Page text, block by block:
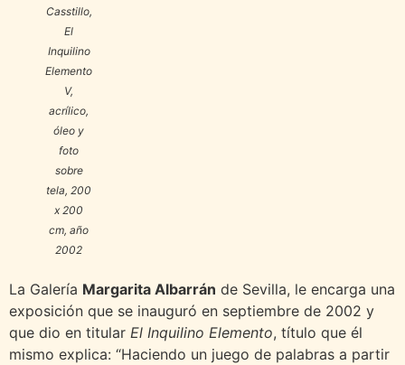
Casstillo,
El
Inquilino
Elemento
V,
acrílico,
óleo y
foto
sobre
tela, 200
x 200
cm, año
2002
La Galería Margarita Albarrán de Sevilla, le encarga una
exposición que se inauguró en septiembre de 2002 y
que dio en titular El Inquilino Elemento, título que él
mismo explica: “Haciendo un juego de palabras a partir